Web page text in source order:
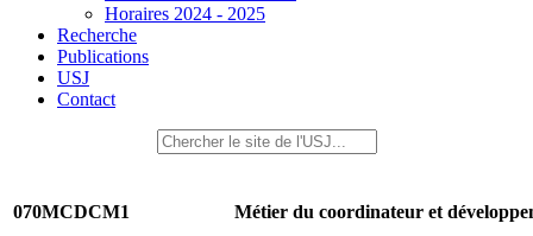
Horaires 2024 - 2025
Recherche
Publications
USJ
Contact
070MCDCM1 Métier du coordinateur et